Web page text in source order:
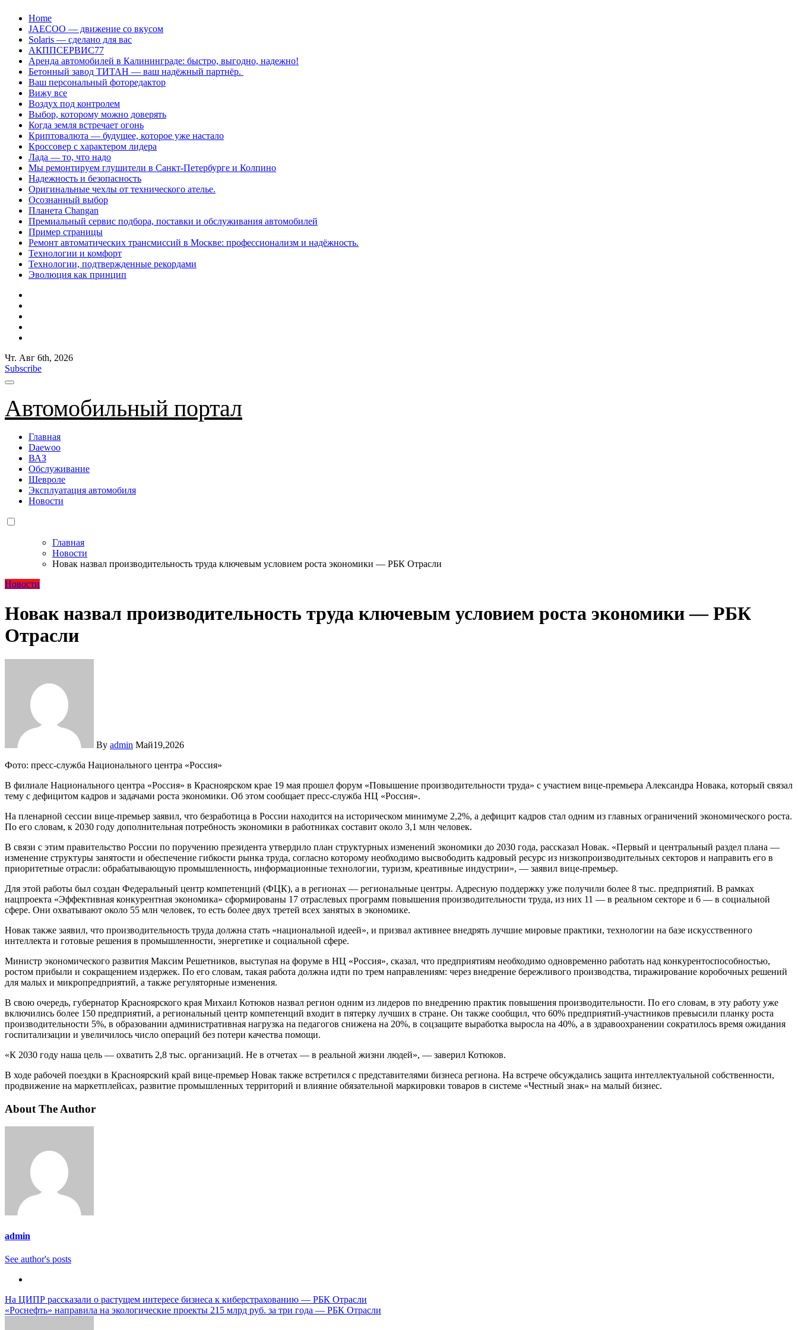
Перейти
содержанию
Home
JAECOO — движение со вкусом
Solaris — сделано для вас
АКППСЕРВИС77
Аренда автомобилей в Калининграде: быстро, выгодно, надежно!
Бетонный завод ТИТАН — ваш надёжный партнёр.
Ваш персональный фоторедактор
Вижу все
Воздух под контролем
Выбор, которому можно доверять
Когда земля встречает огонь
Криптовалюта — будущее, которое уже настало
Кроссовер с характером лидера
Лада — то, что надо
Мы ремонтируем глушители в Санкт-Петербурге и Колпино
Надежность и безопасность
Оригинальные чехлы от технического ателье.
Осознанный выбор
Планета Changan
Премиальный сервис подбора, поставки и обслуживания автомобилей
Пример страницы
Ремонт автоматических трансмиссий в Москве: профессионализм и надёжность.
Технологии и комфорт
Технологии, подтвержденные рекордами
Эволюция как принцип
Чт. Авг 6th, 2026
Subscribe
Автомобильный портал
Главная
Daewoo
ВАЗ
Обслуживание
Шевроле
Эксплуатация автомобиля
Новости
Главная
Новости
Новак назвал производительность труда ключевым условием роста экономики — РБК Отрасли
Новости
Новак назвал производительность труда ключевым условием роста экономики — РБК
Отрасли
By admin Май19,2026
Фото: пресс-служба Национального центра «Россия»
В филиале Национального центра «Россия» в Красноярском крае 19 мая прошел форум «Повышение производительности труда» с участием вице-премьера Александра Новака, который связал
тему с дефицитом кадров и задачами роста экономики. Об этом сообщает пресс-служба НЦ «Россия».
На пленарной сессии вице-премьер заявил, что безработица в России находится на историческом минимуме 2,2%, а дефицит кадров стал одним из главных ограничений экономического роста.
По его словам, к 2030 году дополнительная потребность экономики в работниках составит около 3,1 млн человек.
В связи с этим правительство России по поручению президента утвердило план структурных изменений экономики до 2030 года, рассказал Новак. «Первый и центральный раздел плана —
изменение структуры занятости и обеспечение гибкости рынка труда, согласно которому необходимо высвободить кадровый ресурс из низкопроизводительных секторов и направить его в
приоритетные отрасли: обрабатывающую промышленность, информационные технологии, туризм, креативные индустрии», — заявил вице-премьер.
Для этой работы был создан Федеральный центр компетенций (ФЦК), а в регионах — региональные центры. Адресную поддержку уже получили более 8 тыс. предприятий. В рамках
нацпроекта «Эффективная конкурентная экономика» сформированы 17 отраслевых программ повышения производительности труда, из них 11 — в реальном секторе и 6 — в социальной
сфере. Они охватывают около 55 млн человек, то есть более двух третей всех занятых в экономике.
Новак также заявил, что производительность труда должна стать «национальной идеей», и призвал активнее внедрять лучшие мировые практики, технологии на базе искусственного
интеллекта и готовые решения в промышленности, энергетике и социальной сфере.
Министр экономического развития Максим Решетников, выступая на форуме в НЦ «Россия», сказал, что предприятиям необходимо одновременно работать над конкурентоспособностью,
ростом прибыли и сокращением издержек. По его словам, такая работа должна идти по трем направлениям: через внедрение бережливого производства, тиражирование коробочных решений
для малых и микропредприятий, а также регуляторные изменения.
В свою очередь, губернатор Красноярского края Михаил Котюков назвал регион одним из лидеров по внедрению практик повышения производительности. По его словам, в эту работу уже
включились более 150 предприятий, а региональный центр компетенций входит в пятерку лучших в стране. Он также сообщил, что 60% предприятий-участников превысили планку роста
производительности 5%, в образовании административная нагрузка на педагогов снижена на 20%, в соцзащите выработка выросла на 40%, а в здравоохранении сократилось время ожидания
госпитализации и увеличилось число операций без потери качества помощи.
«К 2030 году наша цель — охватить 2,8 тыс. организаций. Не в отчетах — в реальной жизни людей», — заверил Котюков.
В ходе рабочей поездки в Красноярский край вице-премьер Новак также встретился с представителями бизнеса региона. На встрече обсуждались защита интеллектуальной собственности,
продвижение на маркетплейсах, развитие промышленных территорий и влияние обязательной маркировки товаров в системе «Честный знак» на малый бизнес.
About The Author
admin
See author's posts
Навигация
по
На ЦИПР рассказали о растущем интересе бизнеса к киберстрахованию — РБК Отрасли
«Роснефть» направила на экологические проекты 215 млрд руб. за три года — РБК Отрасли